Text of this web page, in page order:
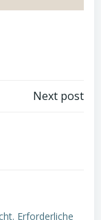
Next post
Erforderliche